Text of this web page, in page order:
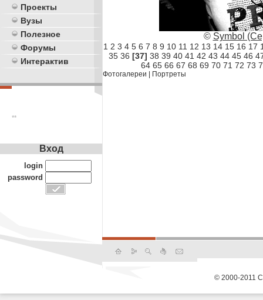
Проекты
Вузы
Полезное
Форумы
Интерактив
**
© Symbol
1 2 3 4 5 6 7 8 9 10 11 12 13 14 15 16 17
35 36 [37] 38 39 40 41 42 43 44 45 46
64 65 66 67 68 69 70 71 72 73
Фотогалереи Портреты
Вход
login
password
© 2000-2011